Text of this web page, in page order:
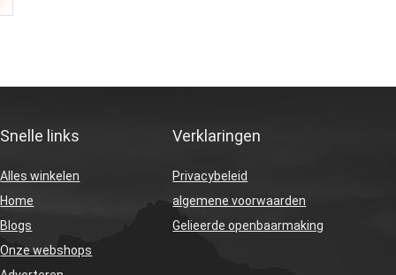
Snelle links
Alles winkelen
Home
Blogs
Onze webshops
Verklaringen
Privacybeleid
algemene voorwaarden
Gelieerde openbaarmaking